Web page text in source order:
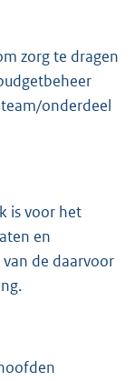
zorg te dragen
onderdeel
is voor het
en
de daarvoor